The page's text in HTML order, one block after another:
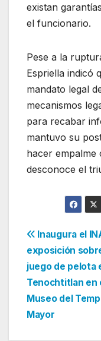
existan
el funcionario.
Pese a la
Espriella indicó
mandato legal
mecanismos
para recabar
mantuvo su
hacer empalme
desconoce el
de
Inaugura el
exposición
juego de pelota
Tenochtitlan en
Museo del
Mayor